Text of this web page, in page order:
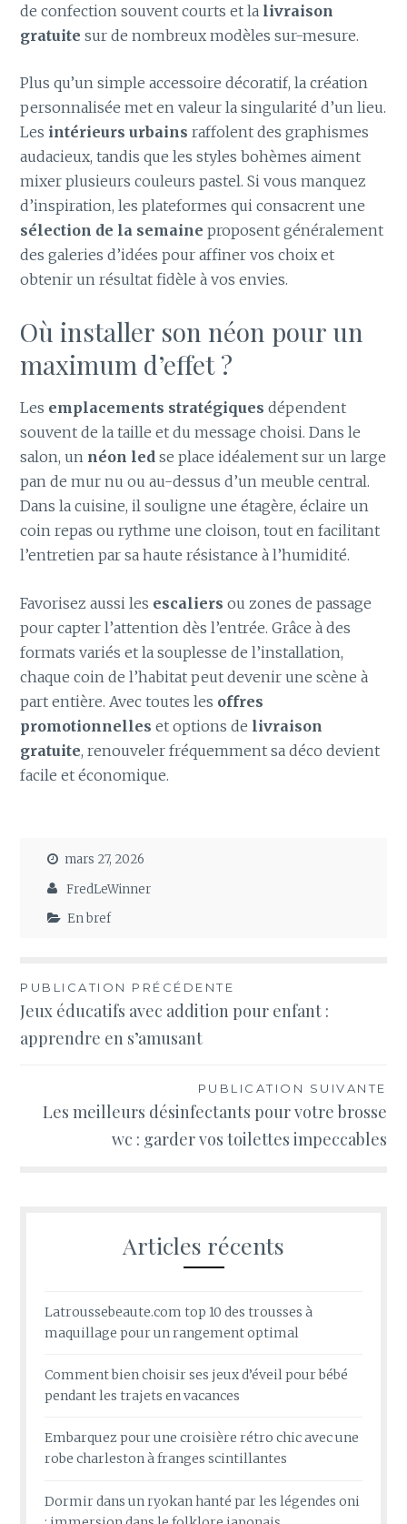
de confection souvent courts et la livraison
gratuite sur de nombreux modèles sur-mesure.
Plus qu’un simple accessoire décoratif, la création
personnalisée met en valeur la singularité d’un lieu.
Les intérieurs urbains raffolent des graphismes
audacieux, tandis que les styles bohèmes aiment
mixer plusieurs couleurs pastel. Si vous manquez
d’inspiration, les plateformes qui consacrent une
sélection de la semaine proposent généralement
des galeries d’idées pour affiner vos choix et
obtenir un résultat fidèle à vos envies.
Où installer son néon pour un
maximum d’effet ?
Les emplacements stratégiques dépendent
souvent de la taille et du message choisi. Dans le
salon, un néon led se place idéalement sur un large
pan de mur nu ou au-dessus d’un meuble central.
Dans la cuisine, il souligne une étagère, éclaire un
coin repas ou rythme une cloison, tout en facilitant
l’entretien par sa haute résistance à l’humidité.
Favorisez aussi les escaliers ou zones de passage
pour capter l’attention dès l’entrée. Grâce à des
formats variés et la souplesse de l’installation,
chaque coin de l’habitat peut devenir une scène à
part entière. Avec toutes les offres
promotionnelles et options de livraison
gratuite, renouveler fréquemment sa déco devient
facile et économique.
mars 27, 2026
FredLeWinner
En bref
Navigation
de
l’article
PUBLICATION PRÉCÉDENTE
Jeux éducatifs avec addition pour enfant :
apprendre en s’amusant
PUBLICATION SUIVANTE
Les meilleurs désinfectants pour votre brosse
wc : garder vos toilettes impeccables
Articles récents
Latroussebeaute.com top 10 des trousses à
maquillage pour un rangement optimal
Comment bien choisir ses jeux d’éveil pour bébé
pendant les trajets en vacances
Embarquez pour une croisière rétro chic avec une
robe charleston à franges scintillantes
Dormir dans un ryokan hanté par les légendes oni